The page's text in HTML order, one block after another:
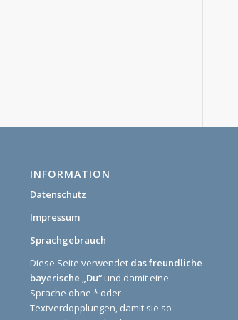
INFORMATION
Datenschutz
Impressum
Sprachgebrauch
Diese Seite verwendet das freundliche
bayerische „Du“ und damit eine
Sprache ohne * oder
Textverdopplungen, damit sie so